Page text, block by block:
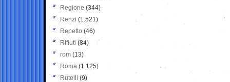
Regione (344)
Renzi (1.521)
Repetto (46)
Rifiuti (84)
rom (13)
Roma (1.125)
Rutelli (9)